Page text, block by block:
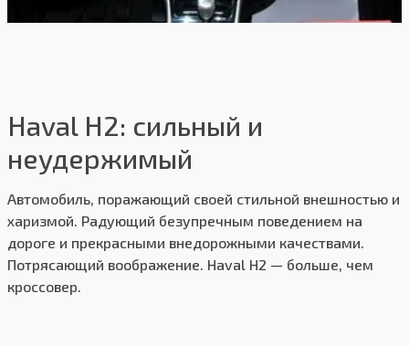
Haval H2: сильный и
неудержимый
Автомобиль, поражающий своей стильной внешностью и
харизмой. Радующий безупречным поведением на
дороге и прекрасными внедорожными качествами.
Потрясающий воображение. Haval H2 — больше, чем
кроссовер.